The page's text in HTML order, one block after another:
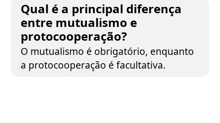
Qual é a principal diferença
entre mutualismo e
protocooperação?
O mutualismo é obrigatório, enquanto
a protocooperação é facultativa.